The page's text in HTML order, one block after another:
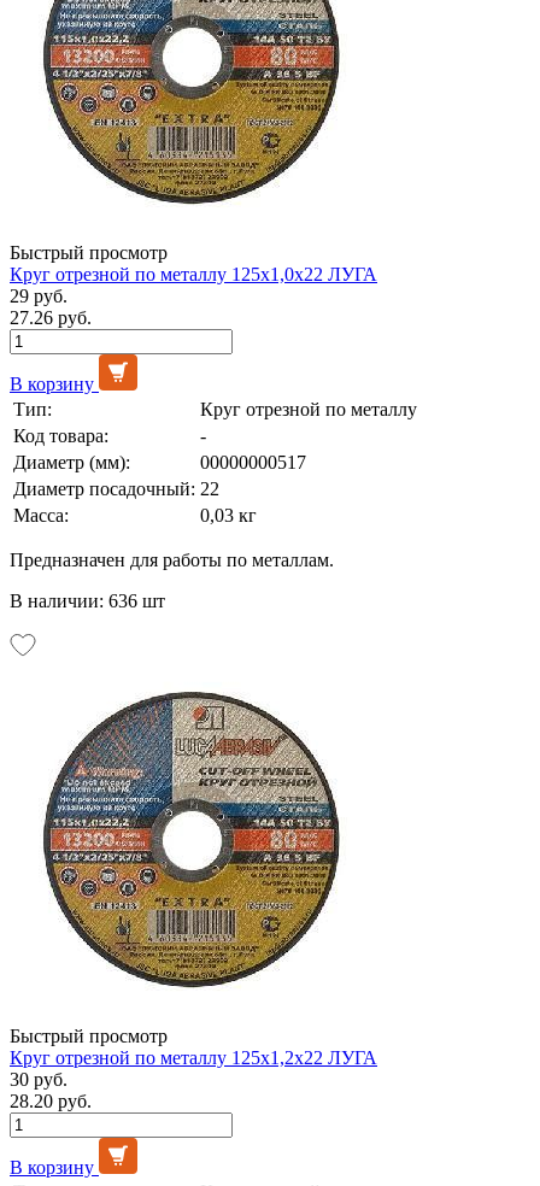
Быстрый просмотр
Круг отрезной по металлу 125х1,0х22 ЛУГА
29 руб.
27.26 руб.
В корзину
Тип:
Круг отрезной по металлу
Код товара:
-
Диаметр (мм):
00000000517
Диаметр посадочный: 22
Масса:
0,03 кг
Предназначен для работы по металлам.
В наличии: 636 шт
Быстрый просмотр
Круг отрезной по металлу 125х1,2х22 ЛУГА
30 руб.
28.20 руб.
В корзину